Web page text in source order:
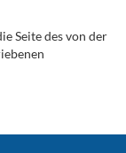
Seite des von der